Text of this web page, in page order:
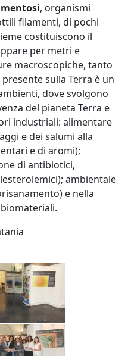
, organismi
filamenti, di pochi
costituiscono il
per metri e
macroscopiche, tanto
sulla Terra è un
dove svolgono
del pianeta Terra e
industriali: alimentare
e dei salumi alla
e di aromi);
di antibiotici,
ambientale
e nella